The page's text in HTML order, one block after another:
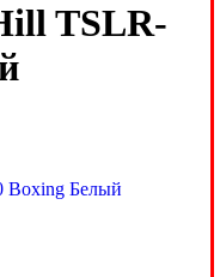
TSLR-
Boxing Белый